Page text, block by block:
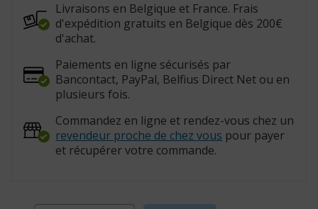
Livraisons en Belgique et France. Frais
d'expédition gratuits en Belgique dès 200€
d'achat.
Paiements en ligne sécurisés par
Bancontact, PayPal, Belfius Direct Net ou en
plusieurs fois.
Commandez en ligne et rendez-vous chez un
revendeur proche de chez vous pour payer
et récupérer votre commande.